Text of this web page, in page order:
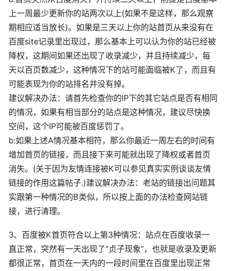
上一周最少更新你的站两次以上(如果不是这样，那么观察
期相应适当放长)。如果是三天以上你的站首页从来没有在
百度site记录里出现过，那么基本上可以认为你的站已经被
降权，这期间如果还出现了收录减少，并且持续减少，每
天以百页数减少，这种情况下的站可能面临被K了，而且有
可能表现为你的站排名并没有掉。
建议解决办法：请首先检查你的IP下的其它站点是否有相同
的情况，如果有相当部分的站点是这种情况，建议尽快换
空间，这个IP可能被百度惩罚了。
b:如果上述A情况基本相符，那么你最近一周左右的时间有
增加首页的链接，而且接下来可能就出现了降权或者首页
消失。(关于因为友情连接被K可以参见真实实例谈谈友情
链接的作用这篇帖子.)建议解决办法：老站的链接出问题其
实跟第一种情况的B类似，所以按上面的办法检查网站链
接，进行清理。
3、百度被K首页符合以上第3种情况：站点在百度收录一
直正常，突然有一天出现了“贞子现象”，也就是收录及更新
都很正常，首页在一天内的一段时间里在百度里出现正常